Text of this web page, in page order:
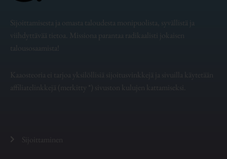
Sijoittamisesta ja omasta taloudesta monipuolista, syvällistä ja
viihdyttävää tietoa. Missiona parantaa radikaalisti jokaisen
talousosaamista!
Kaaosteoria ei tarjoa yksilöllisiä sijoitusvinkkejä ja sivuilla käytetään
affiliatelinkkejä (merkitty *) sivuston kulujen kattamiseksi.
Sijoittaminen